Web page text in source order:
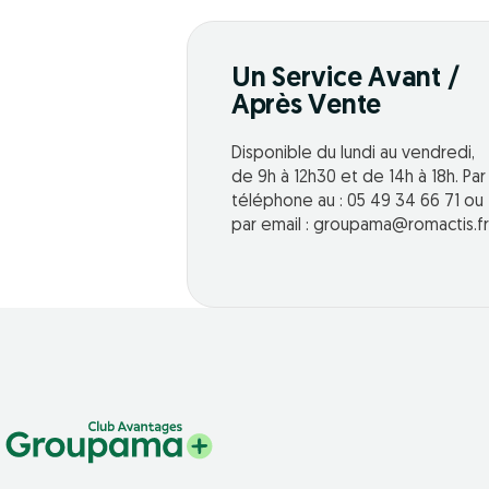
Un Service Avant /
Après Vente
Disponible du lundi au vendredi,
de 9h à 12h30 et de 14h à 18h. Par
téléphone au : 05 49 34 66 71 ou
par email : groupama@romactis.fr